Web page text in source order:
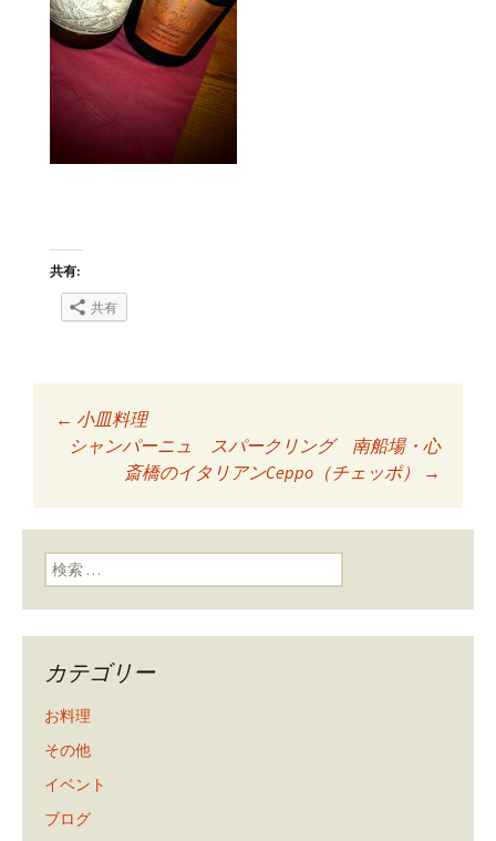
共有:
共有
投稿ナビゲーショ
ン
← 小皿料理
シャンパーニュ スパークリング 南船場・心
斎橋のイタリアンCeppo（チェッポ）
→
検索:
カテゴリー
お料理
その他
イベント
ブログ